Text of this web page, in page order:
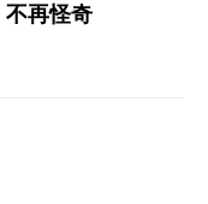
不再怪奇